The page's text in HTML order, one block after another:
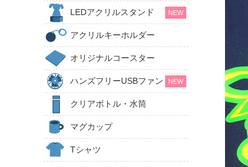
LEDアクリルスタンド NEW
アクリルキーホルダー
オリジナルコースター
ハンズフリーUSBファン NEW
クリアボトル・水筒
マグカップ
Tシャツ